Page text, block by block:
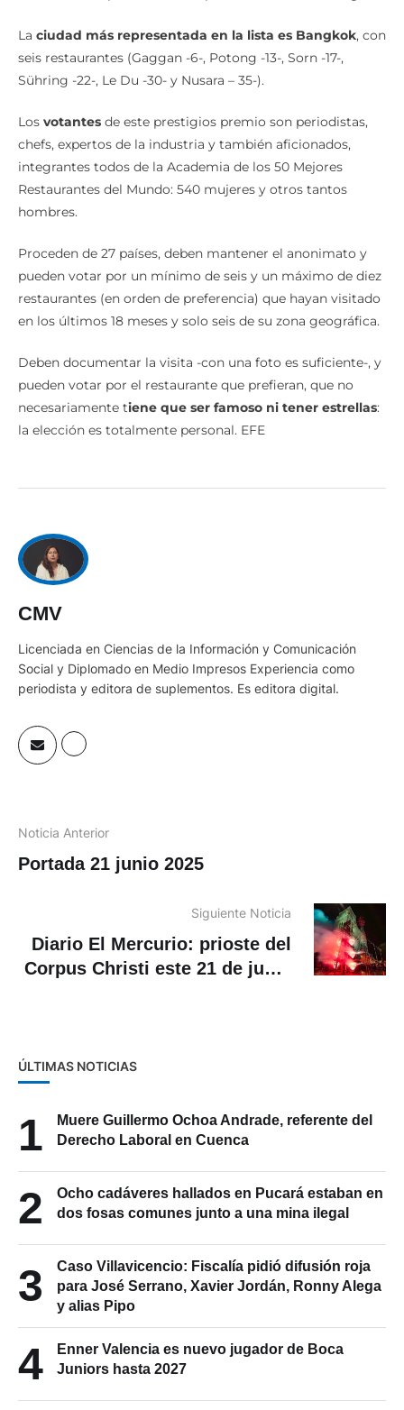
La ciudad más representada en la lista es Bangkok, con
seis restaurantes (Gaggan -6-, Potong -13-, Sorn -17-,
Sühring -22-, Le Du -30- y Nusara – 35-).
Los votantes de este prestigios premio son periodistas,
chefs, expertos de la industria y también aficionados,
integrantes todos de la Academia de los 50 Mejores
Restaurantes del Mundo: 540 mujeres y otros tantos
hombres.
Proceden de 27 países, deben mantener el anonimato y
pueden votar por un mínimo de seis y un máximo de diez
restaurantes (en orden de preferencia) que hayan visitado
en los últimos 18 meses y solo seis de su zona geográfica.
Deben documentar la visita -con una foto es suficiente-, y
pueden votar por el restaurante que prefieran, que no
necesariamente tiene que ser famoso ni tener estrellas:
la elección es totalmente personal. EFE
CMV
Licenciada en Ciencias de la Información y Comunicación
Social y Diplomado en Medio Impresos Experiencia como
periodista y editora de suplementos. Es editora digital.
Noticia Anterior
Portada 21 junio 2025
Siguiente Noticia
Diario El Mercurio: prioste del
Corpus Christi este 21 de junio
ÚLTIMAS NOTICIAS
1
Muere Guillermo Ochoa Andrade, referente del
Derecho Laboral en Cuenca
2
Ocho cadáveres hallados en Pucará estaban en
dos fosas comunes junto a una mina ilegal
3
Caso Villavicencio: Fiscalía pidió difusión roja
para José Serrano, Xavier Jordán, Ronny Alega
y alias Pipo
4
Enner Valencia es nuevo jugador de Boca
Juniors hasta 2027